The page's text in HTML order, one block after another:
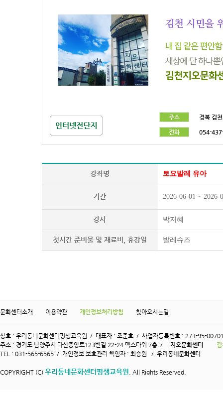
주소 경북 김
전화 054-
강좌명 토요발레 유아
기간 2026-06-01 ~ 2026-
강사 박지혜
첫시간 준비물 및 재료비, 휴강일 발레슈즈
문화센터소개 이용약관 개인정보처리방침 찾아오시는길
상호 : 우리동네문화센터평생교육원 / 대표자 : 조준호 / 사업자등록번호 : 273-95-
주소 : 경기도 남양주시 다산중앙로123번길 22-24 맥스타워 7층 /
지오문화센터
TEL : 031-565-6565 / 개인정보 보호관리 책임자 : 최승원 / 우리동네문화센터
COPYRIGHT (C) 우리동네문화센터평생교육원 . All Rights Reserved.